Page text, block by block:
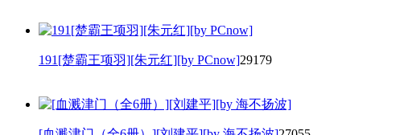
191[楚霸王项羽][朱元红][by PCnow]29179